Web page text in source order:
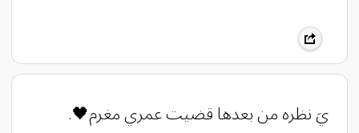
‏يَ نظره من بعدها قضيت عمري مغرم🖤.